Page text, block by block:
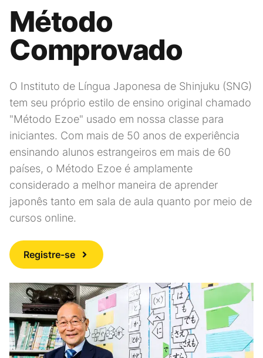
Método
Comprovado
O Instituto de Língua Japonesa de Shinjuku (SNG)
tem seu próprio estilo de ensino original chamado
"Método Ezoe" usado em nossa classe para
iniciantes. Com mais de 50 anos de experiência
ensinando alunos estrangeiros em mais de 60
países, o Método Ezoe é amplamente
considerado a melhor maneira de aprender
japonês tanto em sala de aula quanto por meio de
cursos online.
Registre-se